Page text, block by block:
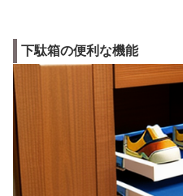
下駄箱の便利な機能